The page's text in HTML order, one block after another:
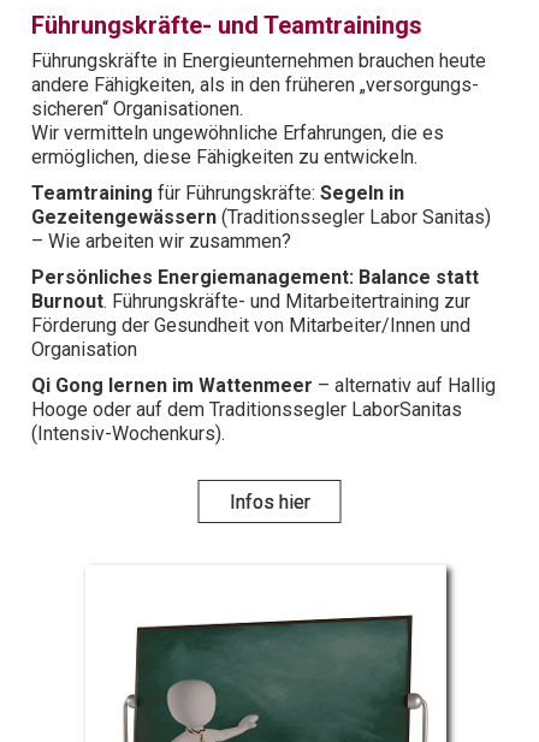
Führungskräfte- und Team­trainings
Führungskräfte in Ener­gie­unter­nehmen brauchen heute
andere Fähig­kei­ten, als in den früheren „ver­sorgungs­
sicheren“ Organi­sationen.
Wir vermitteln ungewöhnliche Er­fahr­ungen, die es
ermöglichen, diese Fähig­keiten zu ent­wickeln.
Teamtraining für Führungskräfte:Segeln in
Gezeitengewässern (Traditionssegler Labor Sanitas)
– Wie arbeiten wir zusammen?
Persönliches Energie­manage­ment: Balance statt
Burnout. Führungskräfte- und Mitarbeitertraining zur
Förderung der Gesundheit von Mitarbeiter/Innen und
Organisation
Qi Gong lernen im Wattenmeer – alternativ auf Hallig
Hooge oder auf dem Traditionssegler LaborSanitas
(Intensiv-Wochenkurs).
Infos hier